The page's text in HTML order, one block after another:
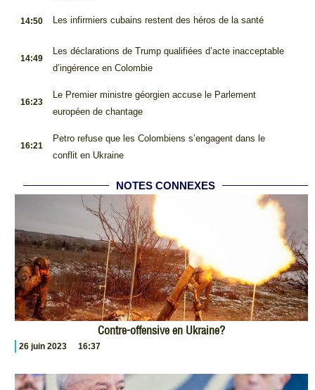
14:50 Les infirmiers cubains restent des héros de la santé
14:49
Les déclarations de Trump qualifiées d’acte inacceptable
d’ingérence en Colombie
16:23
Le Premier ministre géorgien accuse le Parlement
européen de chantage
16:21
Petro refuse que les Colombiens s’engagent dans le
conflit en Ukraine
NOTES CONNEXES
Contre-offensive en Ukraine?
26 juin 2023 16:37